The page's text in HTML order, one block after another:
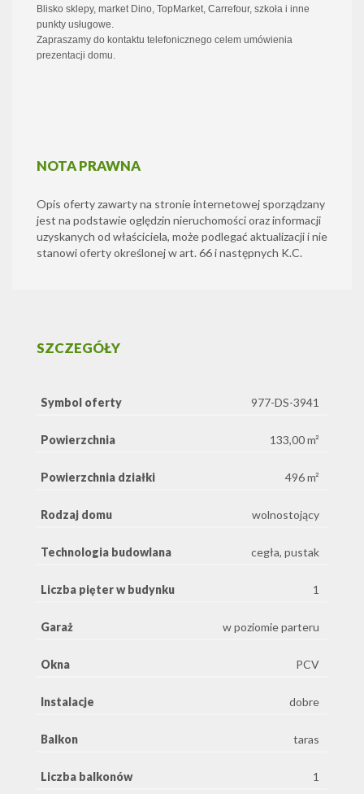
Blisko sklepy, market Dino, TopMarket, Carrefour, szkoła i inne
punkty usługowe.
Zapraszamy do kontaktu telefonicznego celem umówienia
prezentacji domu.
NOTA PRAWNA
Opis oferty zawarty na stronie internetowej sporządzany
jest na podstawie oględzin nieruchomości oraz informacji
uzyskanych od właściciela, może podlegać aktualizacji i nie
stanowi oferty określonej w art. 66 i następnych K.C.
SZCZEGÓŁY
Symbol oferty 977-DS-3941
Powierzchnia 133,00 m²
Powierzchnia działki 496 m²
Rodzaj domu wolnostojący
Technologia budowlana cegła, pustak
Liczba pięter w budynku 1
Garaż w poziomie parteru
Okna PCV
Instalacje dobre
Balkon taras
Liczba balkonów 1